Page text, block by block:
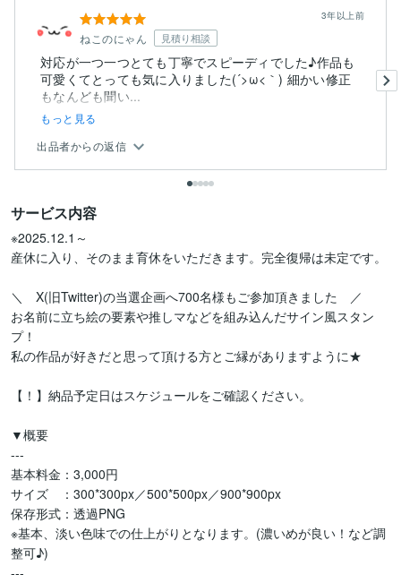
ねこのにゃん 見積り相談
3年以上前
対応が一つ一つとても丁寧でスピーディでした♪作品も
可愛くてとっても気に入りました(´>ω<｀) 細かい修正
もなんども聞い...
もっと見る
出品者からの返信
サービス内容
※2025.12.1～
産休に入り、そのまま育休をいただきます。完全復帰は未定です。
＼　X(旧Twitter)の当選企画へ700名様もご参加頂きました　／
お名前に立ち絵の要素や推しマなどを組み込んだサイン風スタン
プ！
私の作品が好きだと思って頂ける方とご縁がありますように★
【！】納品予定日はスケジュールをご確認ください。
▼概要
---
基本料金：3,000円
サイズ　：300*300px／500*500px／900*900px
保存形式：透過PNG
※基本、淡い色味での仕上がりとなります。(濃いめが良い！など調
整可♪)
---